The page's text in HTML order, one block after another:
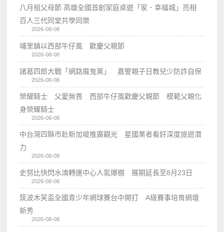
八月祖父母節 高雄全國首創家庭桌遊「家．幸福城」亮相
百人三代同堂共學同樂
2026-08-08
埔里鎮以西部牛仔風 歡慶父親節
2026-08-08
諸葛四郎大戰「網路魔鬼黨」 嘉警親子日教兒少防詐自保
2026-08-08
榮耀騎士 父愛無畏 西部牛仔風歡慶父親節 模範父親化
身榮耀騎士
2026-08-08
中台灣四縣市赴新加坡推廣觀光 星國業者看好深度旅遊潛
力
2026-08-08
史努比快閃水湳轉運中心人氣爆棚 展期延長至8月23日
2026-08-08
筑波木笑盃全國青少年網球賽台中開打 A級賽事培育網壇
新秀
2026-08-08